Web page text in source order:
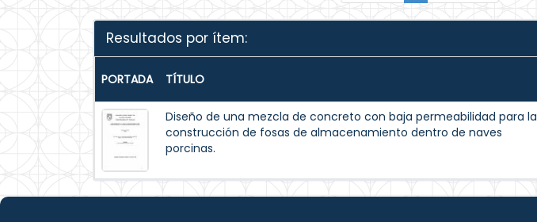
Resultados por ítem:
PORTADA TÍTULO
Diseño de una mezcla de concreto con baja permeabilidad para la
construcción de fosas de almacenamiento dentro de naves
porcinas.